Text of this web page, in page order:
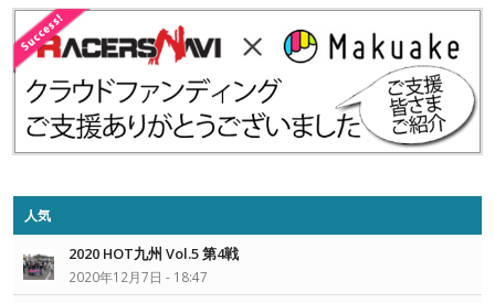
人気
2020 HOT九州 Vol.5 第4戦
2020年12月7日 - 18:47